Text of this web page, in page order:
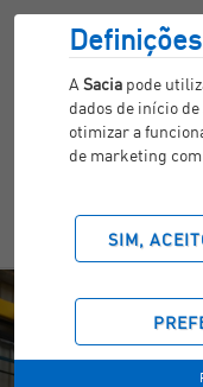
A Sacia pode
dados de início
otimizar a
de marketing
SIM,